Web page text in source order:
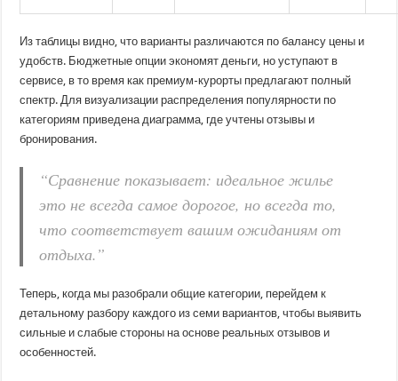
Из таблицы видно, что варианты различаются по балансу цены и
удобств. Бюджетные опции экономят деньги, но уступают в
сервисе, в то время как премиум-курорты предлагают полный
спектр. Для визуализации распределения популярности по
категориям приведена диаграмма, где учтены отзывы и
бронирования.
“Сравнение показывает: идеальное жилье
это не всегда самое дорогое, но всегда то,
что соответствует вашим ожиданиям от
отдыха.”
Теперь, когда мы разобрали общие категории, перейдем к
детальному разбору каждого из семи вариантов, чтобы выявить
сильные и слабые стороны на основе реальных отзывов и
особенностей.